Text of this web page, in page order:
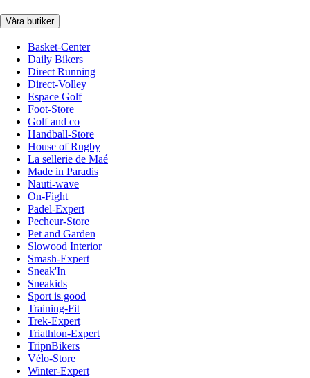
Våra butiker
Basket-Center
Daily Bikers
Direct Running
Direct-Volley
Espace Golf
Foot-Store
Golf and co
Handball-Store
House of Rugby
La sellerie de Maé
Made in Paradis
Nauti-wave
On-Fight
Padel-Expert
Pecheur-Store
Pet and Garden
Slowood Interior
Smash-Expert
Sneak'In
Sneakids
Sport is good
Training-Fit
Trek-Expert
Triathlon-Expert
TripnBikers
Vélo-Store
Winter-Expert